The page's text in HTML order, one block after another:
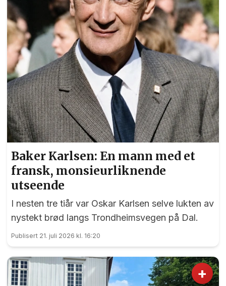
Baker Karlsen: En mann med et
fransk, monsieurliknende
utseende
I nesten tre tiår var Oskar Karlsen selve lukten av
nystekt brød langs Trondheimsvegen på Dal.
Publisert 21. juli 2026 kl. 16:20
+